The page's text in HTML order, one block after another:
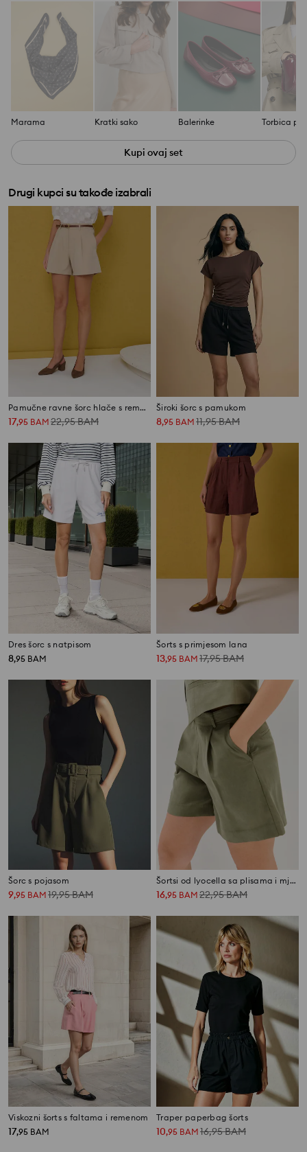
Marama Kratki sako Balerinke Torbica
Kupi ovaj set
Drugi kupci su takođe izabrali
Pamučne ravne šorc hlače s remenom
17,95 BAM 22,95BAM
Široki šorc s pamukom
8,95 BAM 11,95BAM
Dres šorc s natpisom
8,95 BAM
Šorts s primjesom lana
13,95 BAM 17,95BAM
Šorc s pojasom
9,95 BAM 19,95BAM
Šortsi od lyocella sa plisama i mješavinom lana
16,95 BAM 22,95BAM
Viskozni šorts s faltama i remenom
17,95 BAM
Traper paperbag šorts
10,95 BAM 16,95BAM